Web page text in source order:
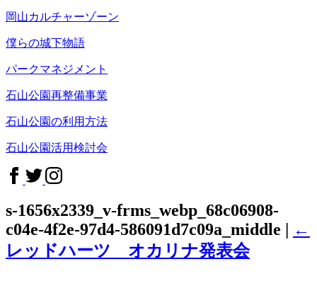
岡山カルチャーゾーン
僕らの城下物語
パークマネジメント
石山公園再整備事業
石山公園の利用方法
石山公園活用検討会
s-1656x2339_v-frms_webp_68c06908-
c04e-4f2e-97d4-586091d7c09a_middle
←
レッドハーツ オカリナ発表会